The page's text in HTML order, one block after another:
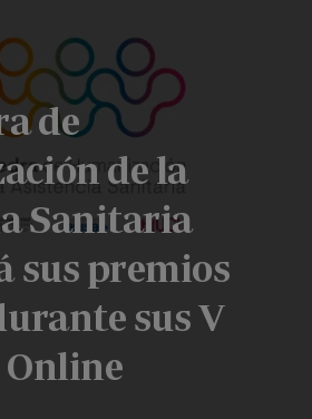
de
de la
Sanitaria
sus premios
sus V
Online